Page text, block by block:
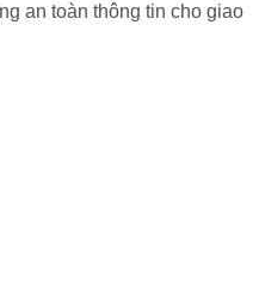
an toàn thông tin cho giao